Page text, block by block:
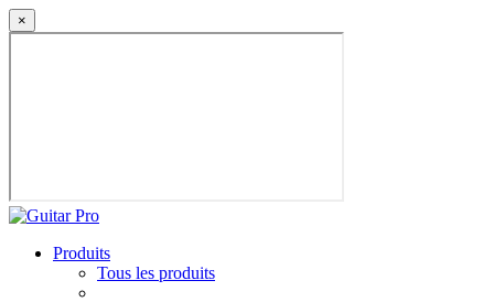
×
Produits
Tous les produits